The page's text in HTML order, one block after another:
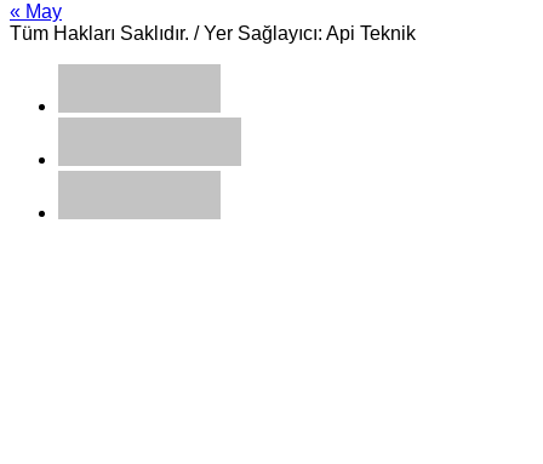
« May
Tüm Hakları Saklıdır. / Yer Sağlayıcı: Api Teknik